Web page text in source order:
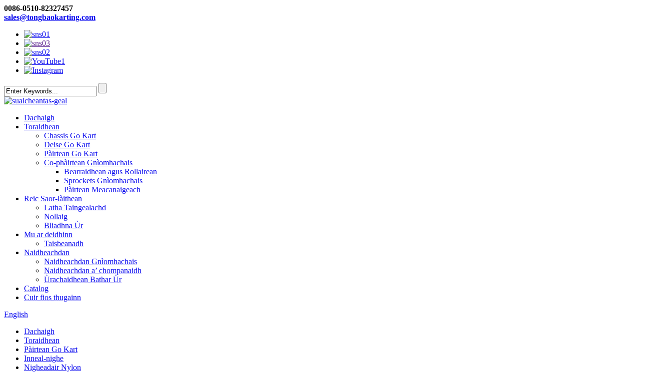
0086-0510-82327457
sales@tongbaokarting.com
Dachaigh
Toraidhean
Chassis Go Kart
Deise Go Kart
Pàirtean Go Kart
Co-phàirtean Gnìomhachais
Bearraidhean agus Rollairean
Sprockets Gnìomhachais
Pàirtean Meacanaigeach
Reic Saor-làithean
Latha Taingealachd
Nollaig
Bliadhna Ùr
Mu ar deidhinn
Taisbeanadh
Naidheachdan
Naidheachdan Gnìomhachais
Naidheachdan a’ chompanaidh
Ùrachaidhean Bathar Ùr
Catalog
Cuir fios thugainn
English
Dachaigh
Toraidhean
Pàirtean Go Kart
Inneal-nighe
Nigheadair Nylon